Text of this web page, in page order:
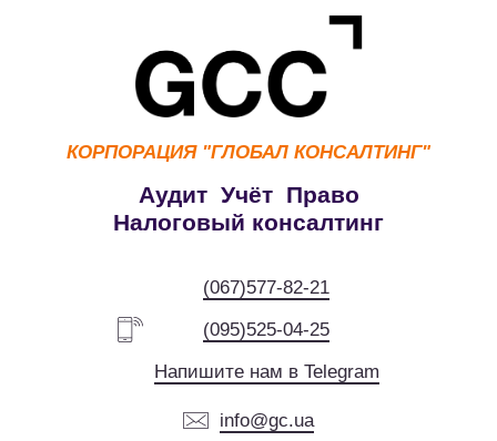
КОРПОРАЦИЯ "ГЛОБАЛ КОНСАЛТИНГ"
Аудит Учёт Право
Налоговый консалтинг
(067)577-82-21
(095)525-04-25
Напишите нам в Telegram
info@gc.ua